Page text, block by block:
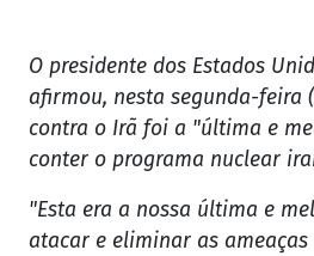
O presidente dos Estados
afirmou, nesta segunda-feira
contra o Irã foi a "última e
conter o programa nuclear
"Esta era a nossa última e
atacar e eliminar as ameaças